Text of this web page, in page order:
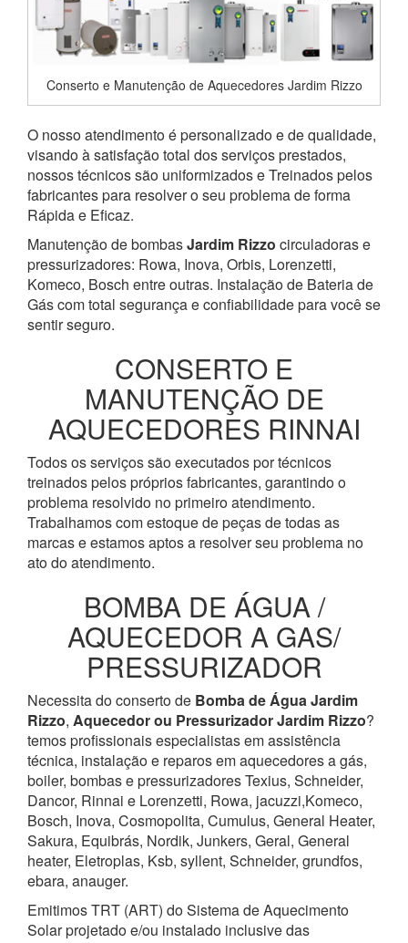
Conserto e Manutenção de Aquecedores Jardim Rizzo
O nosso atendimento é personalizado e de qualidade,
visando à satisfação total dos serviços prestados,
nossos técnicos são uniformizados e Treinados pelos
fabricantes para resolver o seu problema de forma
Rápida e Eficaz.
Manutenção de bombasJardim Rizzo circuladoras e
pressurizadores: Rowa, Inova, Orbis, Lorenzetti,
Komeco, Bosch entre outras. Instalação de Bateria de
Gás com total segurança e confiabilidade para você se
sentir seguro.
CONSERTO E
MANUTENÇÃO DE
AQUECEDORES RINNAI
Todos os serviços são executados por técnicos
treinados pelos próprios fabricantes, garantindo o
problema resolvido no primeiro atendimento.
Trabalhamos com estoque de peças de todas as
marcas e estamos aptos a resolver seu problema no
ato do atendimento.
BOMBA DE ÁGUA /
AQUECEDOR A GAS/
PRESSURIZADOR
Necessita do conserto de Bomba de ÁguaJardim
Rizzo, Aquecedor ou PressurizadorJardim Rizzo?
temos profissionais especialistas em assistência
técnica, instalação e reparos em aquecedores a gás,
boiler, bombas e pressurizadores Texius, Schneider,
Dancor, Rinnai e Lorenzetti, Rowa, jacuzzi,Komeco,
Bosch, Inova, Cosmopolita, Cumulus, General Heater,
Sakura, Equibrás, Nordik, Junkers, Geral, General
heater, Eletroplas, Ksb, syllent, Schneider, grundfos,
ebara, anauger.
Emitimos TRT (ART) do Sistema de Aquecimento
Solar projetado e/ou instalado inclusive das